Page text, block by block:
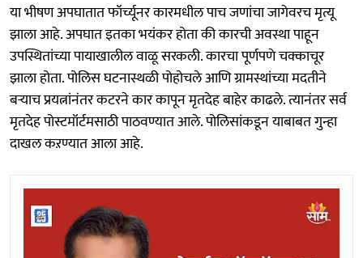
या भीषण अपघातात फॉर्च्यूनर कारमधील पाच जणांचा जागेवरच मृत्यू
झाला आहे. अपघात इतका भयंकर होता की कारची अवस्था पाहून
उपस्थितांच्या पायाखालील वाळू सरकली. कारचा पूर्णपणे चक्काचूर
झाला होता. पोलिस घटनास्थळी पोहोचले आणि ग्रामस्थांच्या मदतीने
बऱ्याच प्रयत्नांनंतर कटरने कार कापून मृतदेह बाहेर काढले. त्यानंतर सर्व
मृतदेह पोस्टमॉर्टमसाठी पाठवण्यात आले. पोलिसांकडून याबाबत गुन्हा
दाखल कऱण्यात आला आहे.